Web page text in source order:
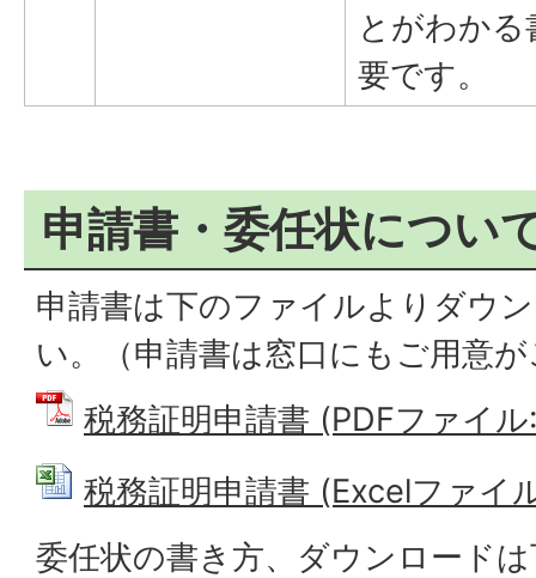
とがわかる
要です。
申請書・委任状につい
申請書は下のファイルよりダウ
い。（申請書は窓口にもご用意
税務証明申請書 (PDFファイ
税務証明申請書 (Excelファイ
委任状の書き方、ダウンロード